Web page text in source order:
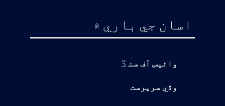
اسان جي باري ۾
وائيس آف سن ڌ
وڏي سرپرست